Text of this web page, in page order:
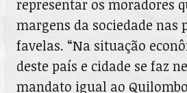
representar os moradores
margens da sociedade nas
favelas. “Na situação
deste país e cidade se faz
mandato igual ao